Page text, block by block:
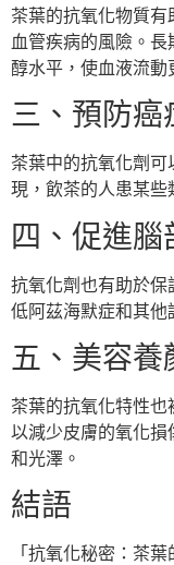
茶葉的抗氧化物質有
血管疾病的風險。
醇水平，使血液流動
三、預防癌
茶葉中的抗氧化劑可
現，飲茶的人患某些
四、促進腦
抗氧化劑也有助於保
低阿茲海默症和其他
五、美容養
茶葉的抗氧化特性也
以減少皮膚的氧化損
和光澤。
結語
「抗氧化秘密：茶